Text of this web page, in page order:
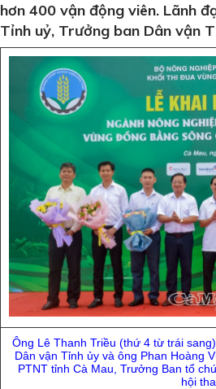
hơn 400 vận động viên. Lãnh
Tỉnh uỷ, Trưởng ban Dân vận
Ông Lê Thanh Triều (thứ 4 từ trái
Dân vận Tỉnh ủy và ông Phan Hoàng
PTNT tỉnh Cà Mau, Trưởng Ban tổ
hội